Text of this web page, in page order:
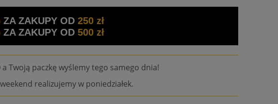
ZA ZAKUPY OD 250 zł
ZA ZAKUPY OD 500 zł
a Twoją paczkę wyślemy tego samego dnia!
realizujemy w poniedziałek.